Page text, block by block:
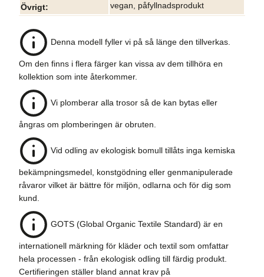
Övrigt vegan, påfyllnadsprodukt
Denna modell fyller vi på så länge den tillverkas.
Om den finns i flera färger kan vissa av dem tillhöra en
kollektion som inte återkommer.
Vi plomberar alla trosor så de kan bytas eller
ångras om plomberingen är obruten.
Vid odling av ekologisk bomull tillåts inga kemiska
bekämpningsmedel, konstgödning eller genmanipulerade
råvaror vilket är bättre för miljön, odlarna och för dig som
kund.
GOTS (Global Organic Textile Standard) är en
internationell märkning för kläder och textil som omfattar
hela processen - från ekologisk odling till färdig produkt.
Certifieringen ställer bland annat krav på